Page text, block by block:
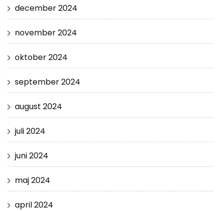
december 2024
november 2024
oktober 2024
september 2024
august 2024
juli 2024
juni 2024
maj 2024
april 2024